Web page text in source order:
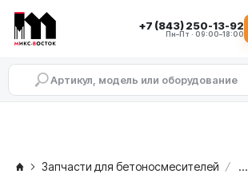
+7 (843) 250-13-92
Пн–Пт · 09:00–18:00
Запчасти для бетоносмесителей ...